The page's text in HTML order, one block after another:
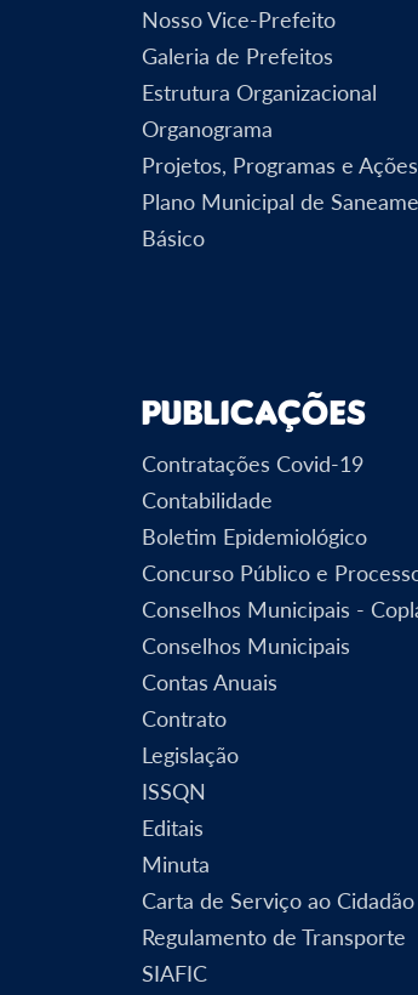
Nosso Vice-Prefeito
Galeria de Prefeitos
Estrutura Organizacional
Organograma
Projetos, Programas e Ações
Plano Municipal de
Básico
Publicações
Contratações Covid-19
Contabilidade
Boletim Epidemiológico
Concurso Público e
Conselhos Municipais -
Conselhos Municipais
Contas Anuais
Contrato
Legislação
ISSQN
Editais
Minuta
Carta de Serviço ao Cidadão
Regulamento de Transporte
SIAFIC